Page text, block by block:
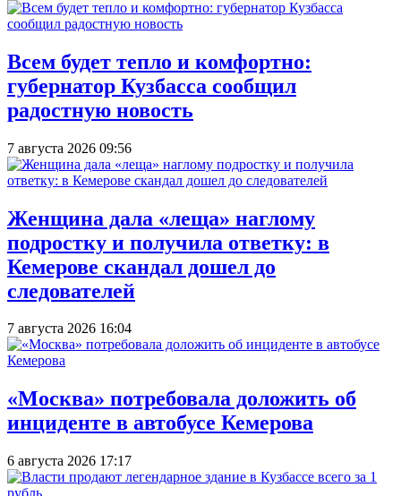
Всем будет тепло и комфортно:
губернатор Кузбасса сообщил
радостную новость
7 августа 2026 09:56
Женщина дала «леща» наглому
подростку и получила ответку: в
Кемерове скандал дошел до
следователей
7 августа 2026 16:04
«Москва» потребовала доложить об
инциденте в автобусе Кемерова
6 августа 2026 17:17